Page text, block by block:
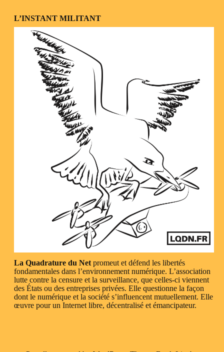
L’INSTANT MILITANT
La Quadrature du Net promeut et défend les libertés
fondamentales dans l’environnement numérique. L’association
lutte contre la censure et la surveillance, que celles-ci viennent
des États ou des entreprises privées. Elle questionne la façon
dont le numérique et la société s’influencent mutuellement. Elle
œuvre pour un Internet libre, décentralisé et émancipateur.